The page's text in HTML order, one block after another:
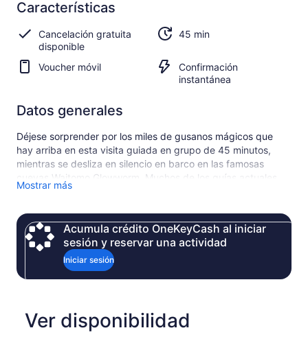
9.49.4 de 10
Excepcional
Ver las
424
opiniones
de Viator
Características
Cancelación gratuita
disponible
45 min
Voucher móvil
Confirmación
instantánea
Datos generales
Déjese sorprender por los miles de gusanos mágicos que
hay arriba en esta visita guiada en grupo de 45 minutos,
mientras se desliza en silencio en barco en las famosas
cuevas Waitomo Glowworm. Muchos de los guías actuales
son descendientes del jefe maorí que exploró originalmente
de la zona. Guiada desde finales de la década de 1880, esta
es la atracción original e icónica de Nueva Zelanda.
Mostrar más
Acumula crédito OneKeyCash al iniciar
sesión y reservar una actividad
Iniciar sesión
Ver disponibilidad